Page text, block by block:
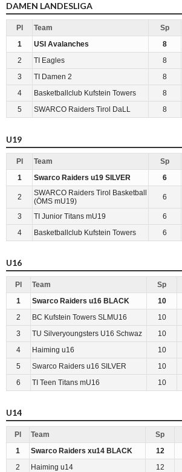
DAMEN LANDESLIGA
Pl Team Sp
1
USI Avalanches 8
2
TI Eagles 8
3
TI Damen 2 8
4
Basketballclub Kufstein Towers 8
5
SWARCO Raiders Tirol DaLL 8
U19
Pl Team Sp
1
Swarco Raiders u19 SILVER 6
2
SWARCO Raiders Tirol Basketball
(ÖMS mU19)
6
3 TI Junior Titans mU19 6
4
Basketballclub Kufstein Towers 6
U16
Pl Team Sp
1
Swarco Raiders u16 BLACK 10
2
BC Kufstein Towers SLMU16 10
3
TU Silveryoungsters U16 Schwaz 10
4
Haiming u16 10
5
Swarco Raiders u16 SILVER 10
6
TI Teen Titans mU16 10
U14
Pl Team Sp
1
Swarco Raiders xu14 BLACK 12
2
Haiming u14 12